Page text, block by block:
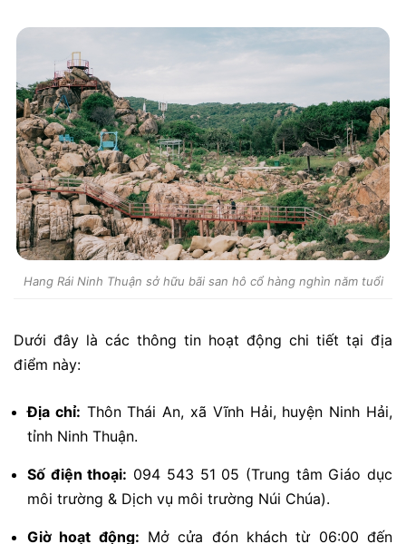
Hang Rái Ninh Thuận sở hữu bãi san hô cổ hàng nghìn năm tuổi
Dưới đây là các thông tin hoạt động chi tiết tại địa
điểm này:
Địa chỉ: Thôn Thái An, xã Vĩnh Hải, huyện Ninh Hải,
tỉnh Ninh Thuận.
Số điện thoại: 094 543 51 05 (Trung tâm Giáo dục
môi trường & Dịch vụ môi trường Núi Chúa).
Giờ hoạt động: Mở cửa đón khách từ 06:00 đến